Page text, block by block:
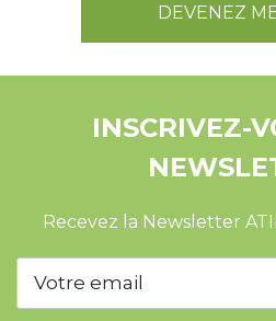
DEVENEZ
INSCRIVEZ-
Recevez la Newsletter